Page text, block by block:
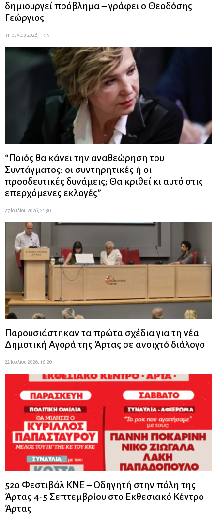
δημιουργεί πρόβλημα – γράφει ο Θεοδόσης
Γεώργιος
31 Ιουλίου 2026, 11:15
“Ποιός θα κάνει την αναθεώρηση του
Συντάγματος: οι συντηρητικές ή οι
προοδευτικές δυνάμεις; Θα κριθεί κι αυτό στις
επερχόμενες εκλογές”
27 Ιουλίου 2026, 21:30
Παρουσιάστηκαν τα πρώτα σχέδια για τη νέα
Δημοτική Αγορά της Άρτας σε ανοιχτό διάλογο
22 Ιουλίου 2026, 18:20
52ο Φεστιβάλ ΚΝΕ – Οδηγητή στην πόλη της
Άρτας 4-5 Σεπτεμβρίου στο Εκθεσιακό Κέντρο
Άρτας